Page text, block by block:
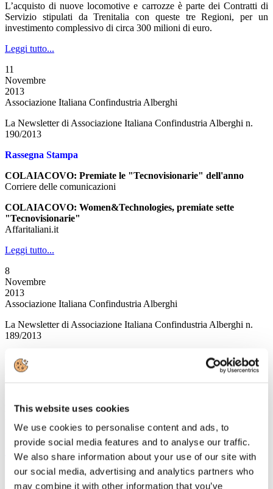
This website uses cookies
We use cookies to personalise content and ads, to
provide social media features and to analyse our traffic.
We also share information about your use of our site with
our social media, advertising and analytics partners who
may combine it with other information that you’ve
L’acquisto di nuove locomotive e carrozze è parte dei Contratti di
Servizio stipulati da Trenitalia con queste tre Regioni, per un
investimento complessivo di circa 300 milioni di euro.
Leggi tutto...
11
Novembre
2013
Associazione Italiana Confindustria Alberghi
La Newsletter di Associazione Italiana Confindustria Alberghi n.
190/2013
Rassegna Stampa
COLAIACOVO: Premiate le "Tecnovisionarie" dell'anno
Corriere delle comunicazioni
COLAIACOVO: Women&Technologies, premiate sette
"Tecnovisionarie"
Affaritaliani.it
Leggi tutto...
8
Novembre
2013
Associazione Italiana Confindustria Alberghi
La Newsletter di Associazione Italiana Confindustria Alberghi n.
189/2013
News
L’ufficio per le politiche del turismo passa dalla Presidenza del
A cura del MiBact
Leggi tutto...
Novembre